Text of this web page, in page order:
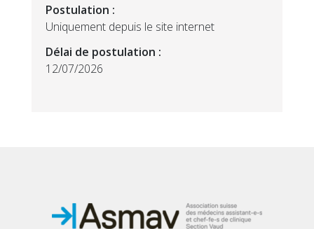
Postulation :
Uniquement depuis le site internet
Délai de postulation :
12/07/2026